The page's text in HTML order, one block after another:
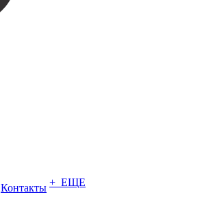
Контакты + ЕЩЕ